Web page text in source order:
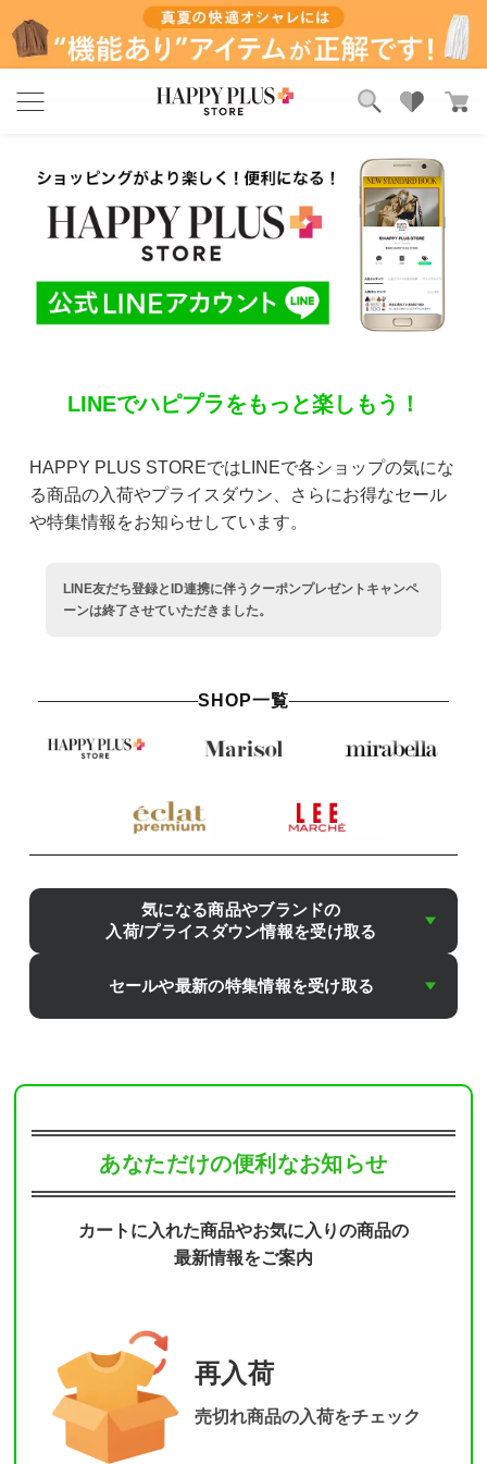
お気に入り
LINEでハピプラをもっと楽しもう！
HAPPY PLUS STOREではLINEで各ショップの気にな
る商品の入荷やプライスダウン、さらにお得なセール
や特集情報をお知らせしています。
LINE友だち登録とID連携に伴うクーポンプレゼントキャンペ
ーンは終了させていただきました。
SHOP一覧
気になる商品やブランドの
入荷/プライスダウン情報を受け取る
セールや最新の特集情報を受け取る
あなただけの便利なお知らせ
カートに入れた商品やお気に入りの商品の
最新情報をご案内
再入荷
売切れ商品の入荷をチェック